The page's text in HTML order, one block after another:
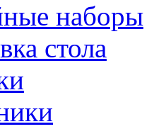
наборы
стола